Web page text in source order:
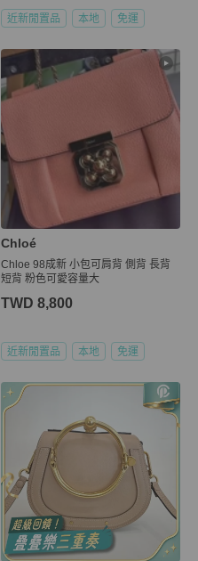
近新閒置品 本地 免運
Chloé
Chloe 98成新 小包可肩背 側背 長背
短背 粉色可愛容量大
TWD 8,800
近新閒置品 本地 免運